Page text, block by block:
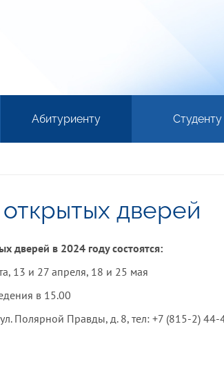
Абитуриенту Студенту
дверей
дверей в 2024 году состоятся:
13 и 27 апреля, 18 и 25 мая
в 15.00
Полярной Правды, д. 8, тел: +7 (815-2)